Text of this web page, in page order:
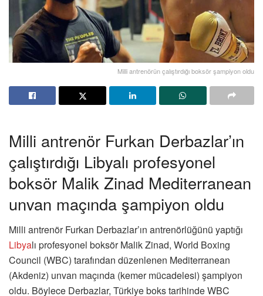
Milli antrenörün çalıştırdığı boksör şampiyon oldu
Milli antrenör Furkan Derbazlar’ın
çalıştırdığı Libyalı profesyonel
boksör Malik Zinad Mediterranean
unvan maçında şampiyon oldu
Milli antrenör Furkan Derbazlar’ın antrenörlüğünü yaptığı
Libyalı profesyonel boksör Malik Zinad, World Boxing
Council (WBC) tarafından düzenlenen Mediterranean
(Akdeniz) unvan maçında (kemer mücadelesi) şampiyon
oldu. Böylece Derbazlar, Türkiye boks tarihinde WBC